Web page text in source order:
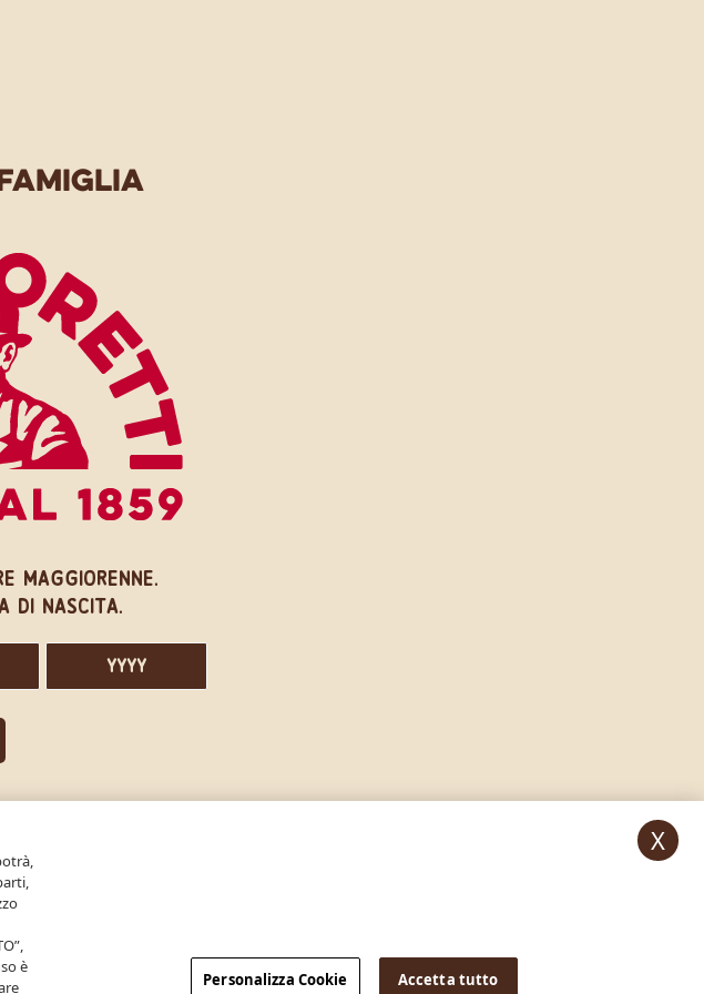
maggiorenne.
di nascita.
è
Personalizza Cookie Accetta tutto
X